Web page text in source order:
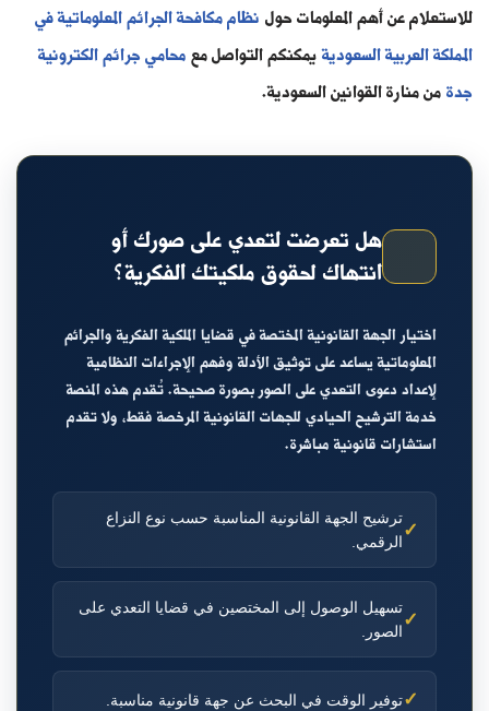
للاستعلام عن أهم المعلومات حول نظام مكافحة الجرائم المعلوماتية في
المملكة العربية السعوديةيمكنكم التواصل معمحامي جرائم الكترونية
جدةمن منارة القوانين السعودية.
هل تعرضت لتعدي على صورك أو
انتهاك لحقوق ملكيتك الفكرية؟
اختيار الجهة القانونية المختصة في قضايا الملكية الفكرية والجرائم
المعلوماتية يساعد على توثيق الأدلة وفهم الإجراءات النظامية
لإعداد دعوى التعدي على الصور بصورة صحيحة. تُقدم هذه المنصة
خدمة الترشيح الحيادي للجهات القانونية المرخصة فقط، ولا تقدم
استشارات قانونية مباشرة.
✓
ترشيح الجهة القانونية المناسبة حسب نوع النزاع
الرقمي.
✓
تسهيل الوصول إلى المختصين في قضايا التعدي على
الصور.
✓توفير الوقت في البحث عن جهة قانونية مناسبة.